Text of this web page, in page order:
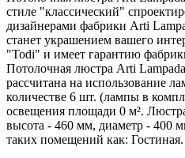
стиле "классический"
дизайнерами фабрики Arti
станет украшением вашего
"Todi" и имеет гарантию
Потолочная люстра Arti
рассчитана на использование
количестве 6 шт. (лампы в
освещения площади 0 м².
высота - 460 мм, диаметр - 400
таких помещений как: Гостиная.